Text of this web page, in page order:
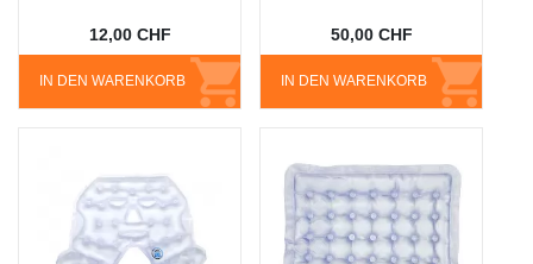
IN DEN WARENKORB
12,00 CHF
IN DEN WARENKORB
50,00 CHF